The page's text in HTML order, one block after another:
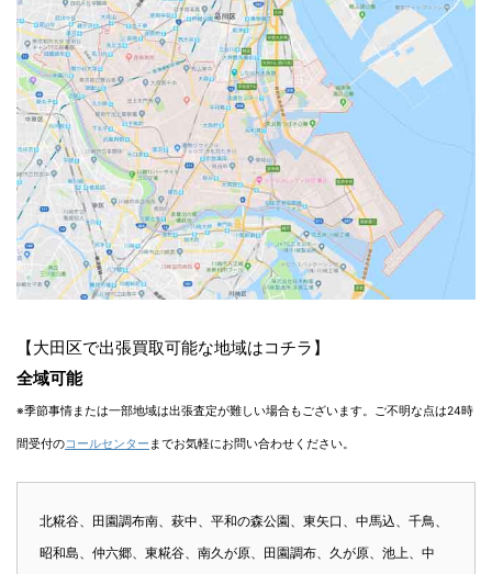
【大田区で出張買取可能な地域はコチラ】
全域可能
※季節事情または一部地域は出張査定が難しい場合もございます。ご不明な点は24時
間受付のコールセンター までお気軽にお問い合わせください。
北糀谷、田園調布南、萩中、平和の森公園、東矢口、中馬込、千鳥、
昭和島、仲六郷、東糀谷、南久が原、田園調布、久が原、池上、中